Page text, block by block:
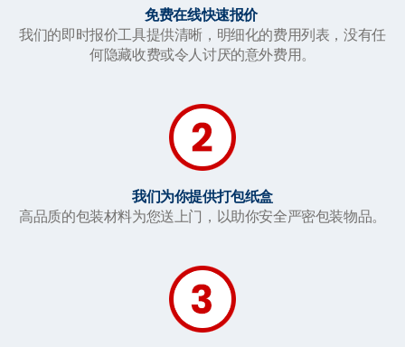
免费在线快速报价
我们的即时报价工具提供清晰，明细化的费用列表，没有任
何隐藏收费或令人讨厌的意外费用。
我们为你提供打包纸盒
高品质的包装材料为您送上门，以助你安全严密包装物品。